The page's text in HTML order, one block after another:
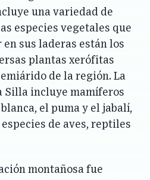
una variedad de
especies vegetales que
sus laderas están los
plantas xerófitas
de la región. La
Silla incluye mamíferos
el puma y el jabalí,
de aves, reptiles
montañosa fue